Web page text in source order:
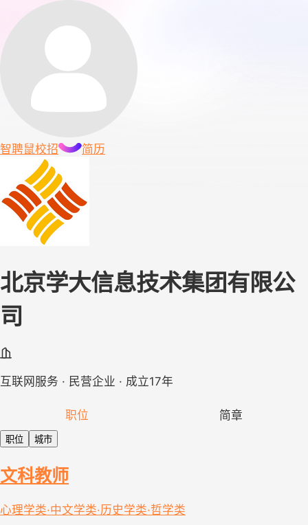
智聘鼠校招 简历
北京学大信息技术集团有限公
司
互联网服务 · 民营企业 · 成立17年
职位 简章
职位 城市
文科教师
心理学类·中文学类·历史学类·哲学类